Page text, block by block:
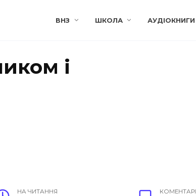
ВНЗ ШКОЛА АУДІОКНИГИ
і
НА ЧИТАННЯ КОМЕНТАРІ